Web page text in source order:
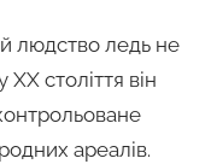
людство ледь не
століття він
ареалів.